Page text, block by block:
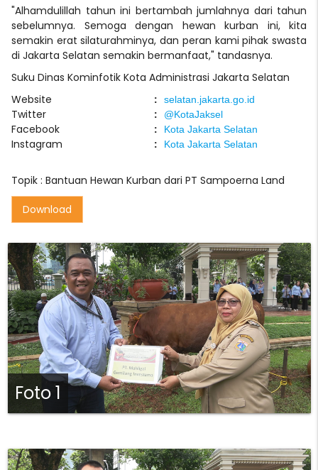
"Alhamdulillah tahun ini bertambah jumlahnya dari tahun
sebelumnya. Semoga dengan hewan kurban ini, kita
semakin erat silaturahminya, dan peran kami pihak swasta
di Jakarta Selatan semakin bermanfaat," tandasnya.
Suku Dinas Kominfotik Kota Administrasi Jakarta Selatan
Website
: selatan.jakarta.go.id
Twitter : @KotaJaksel
Facebook : Kota Jakarta Selatan
Instagram : Kota Jakarta Selatan
Topik : Bantuan Hewan Kurban dari PT Sampoerna Land
Download
Foto 1